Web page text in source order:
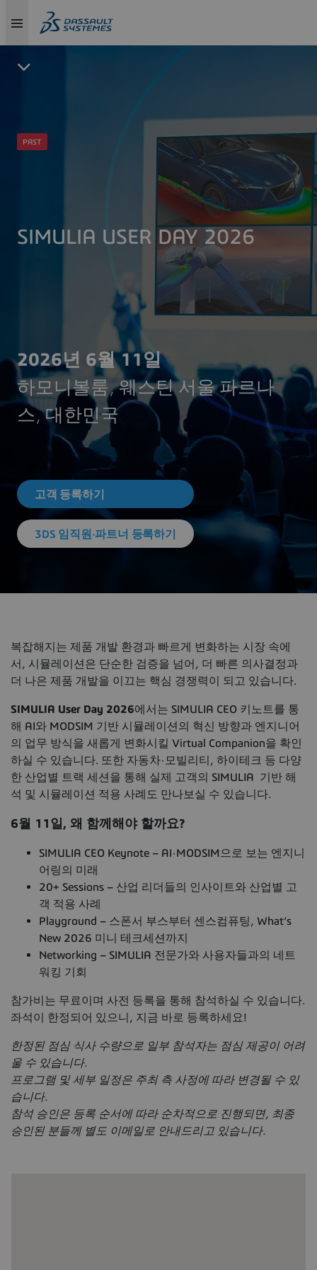
PAST
SIMULIA USER DAY 2026
2026년 6월 11일
하모니볼룸, 웨스틴 서울 파르나
스, 대한민국
고객 등록하기
3DS 임직원·파트너 등록하기
복잡해지는 제품 개발 환경과 빠르게 변화하는 시장 속에
서, 시뮬레이션은 단순한 검증을 넘어, 더 빠른 의사결정과
더 나은 제품 개발을 이끄는 핵심 경쟁력이 되고 있습니다.
SIMULIA User Day 2026에서는 SIMULIA CEO 키노트를 통
해 AI와 MODSIM 기반 시뮬레이션의 혁신 방향과 엔지니어
의 업무 방식을 새롭게 변화시킬 Virtual Companion을 확인
하실 수 있습니다. 또한 자동차·모빌리티, 하이테크 등 다양
한 산업별 트랙 세션을 통해 실제 고객의 SIMULIA 기반 해
석 및 시뮬레이션 적용 사례도 만나보실 수 있습니다.
6월 11일, 왜 함께해야 할까요?
SIMULIA CEO Keynote – AI·MODSIM으로 보는 엔지니
어링의 미래
20+ Sessions – 산업 리더들의 인사이트와 산업별 고
객 적용 사례
Playground – 스폰서 부스부터 센스컴퓨팅, What’s
New 2026 미니 테크세션까지
Networking – SIMULIA 전문가와 사용자들과의 네트
워킹 기회
참가비는 무료이며 사전 등록을 통해 참석하실 수 있습니다.
좌석이 한정되어 있으니, 지금 바로 등록하세요!
한정된 점심 식사 수량으로 일부 참석자는 점심 제공이 어려
울 수 있습니다.
프로그램 및 세부 일정은 주최 측 사정에 따라 변경될 수 있
습니다.
참석 승인은 등록 순서에 따라 순차적으로 진행되면, 최종
승인된 분들께 별도 이메일로 안내드리고 있습니다.